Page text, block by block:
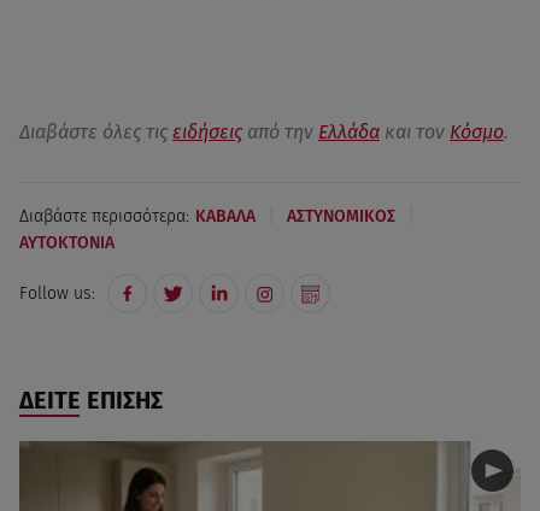
Διαβάστε όλες τις ειδήσεις από την Ελλάδα και τον Κόσμο.
Διαβάστε περισσότερα: ΚΑΒΑΛΑ ΑΣΤΥΝΟΜΙΚΟΣ
ΑΥΤΟΚΤΟΝΙΑ
Follow us:
ΔΕΙΤΕ ΕΠΙΣΗΣ